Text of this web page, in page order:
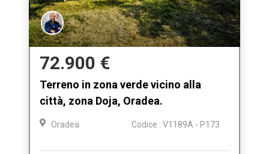
72.900 €
Terreno in zona verde vicino alla
città, zona Doja, Oradea.
Oradea Codice : V1189A - P173